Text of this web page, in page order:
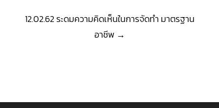
Post
12.02.62 ระดมความคิดเห็นในการจัดทำ มาตรฐาน
อาชีพ →